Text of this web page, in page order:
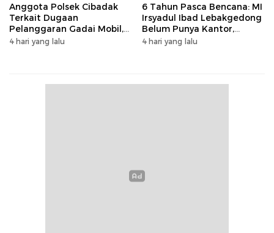
Anggota Polsek Cibadak
Terkait Dugaan
Pelanggaran Gadai Mobil,
Kasus Ditangani Bid
4 hari yang lalu
6 Tahun Pasca Bencana: MI
Irsyadul Ibad Lebakgedong
Belum Punya Kantor,
Belajar Tanpa Meja-Kursi
4 hari yang lalu